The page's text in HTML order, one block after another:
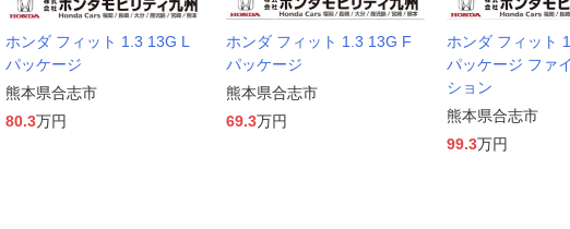
ホンダ フィット 1.3 13G L
パッケージ
熊本県合志市
80.3万円
ホンダ フィット 1.3 13G F
パッケージ
熊本県合志市
69.3万円
ホンダ フィット
パッケージ ファ
ション
熊本県合志市
99.3万円